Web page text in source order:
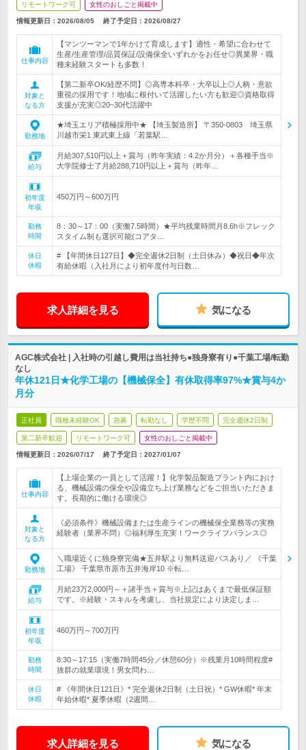
リモートワーク可 女性のおしごと掲載中
情報更新日：2026/08/05 終了予定日： 2026/08/27
仕事内容
【マンツーマンで1年かけて育成します】適性・希望に合わせて
生産/生産管理/品質保証/設備保全いずれかをお任せ◎異業界・職
種未経験スタートも多数！
対象と
なる方
【第二新卒OK/経歴不問】◎高専本科卒・大卒以上◎人柄・意欲
重視の採用です！地域に根付いて活躍したい方も歓迎◎資格取得
支援が充実◎20~30代活躍中
勤務地
★埼玉エリア積極採用中★ 【埼玉製造所】 〒350-0803 埼玉県
川越市栄1 東武東上線「若葉駅…
給与
月給307,510円以上＋賞与（昨年実績：4.2か月分）＋各種手当※
大学院修士了月給288,710円以上＋賞与（昨年…
初年度
年収
450万円～600万円
勤務
時間
8：30～17：00（実働7.5時間）★平均残業時間月8.6h※フレック
スタイム制も選択可能(コアタ…
休日
休暇
# 【年間休日127日】◆完全週休2日制（土日休み）◆祝日◆年次
有給休暇（入社月により初年度付与日数…
求人詳細を見る 気になる
AGC株式会社 | 入社時の引越し費用は当社持ち●独身寮有り●千葉工場/転勤
なし
年休121日★化学工場の【機械保全】有休取得率97%★賞与4か
月分
正社員 職種未経験OK 急募 転勤なし 学歴不問 完全週休2日制
第二新卒歓迎 リモートワーク可 女性のおしごと掲載中
情報更新日：2026/07/17 終了予定日： 2027/01/07
仕事内容
【上場企業の一員として活躍！】化学製品製造プラント内におけ
る、機械設備の保全や設備立ち上げ業務などをご担当いただきま
す。長期的に働ける環境◎
対象と
なる方
《必須条件》機械設備または生産ラインの機械保全業務等の実務
経験者（業界不問）◎福利厚生充実！ワークライフバランス◎
勤務地
＼職場近くに独身寮完備★五井駅より無料送迎バスあり／ 《千葉
工場》 千葉県市原市五井海岸10 ※転…
給与
月給23万2,000円～＋諸手当＋賞与※上記はあくまで最低保証額
です。※経験・スキルを考慮し、当社規定により決定しま…
初年度
年収
460万円～700万円
勤務
時間
8:30～17:15（実働7時間45分／休憩60分）※残業月10時間程度#
抜群の就業環境！男女問わ…
休日
休暇
# 《年間休日121日》* 完全週休2日制（土日祝）* GW休暇* 年末
年始休暇* 夏季休暇（2週間…
求人詳細を見る 気になる